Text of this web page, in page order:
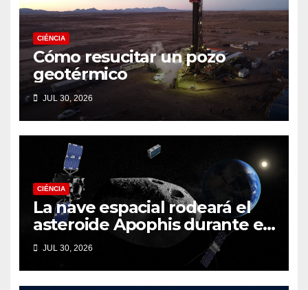
CIÉNCIA
Cómo resucitar un pozo
geotérmico
JUL 30, 2026
CIÉNCIA
La nave espacial rodeará el
asteroide Apophis durante el
fatídico sobrevuelo de la
Tierra en 2029
JUL 30, 2026